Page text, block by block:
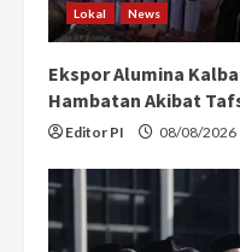
Lokal News
Ekspor Alumina
Hambatan Akibat
Editor PI 08/08/2026